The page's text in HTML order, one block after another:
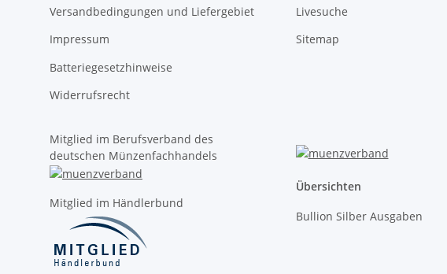
Versandbedingungen und Liefergebiet
Impressum
Batteriegesetzhinweise
Widerrufsrecht
Livesuche
Sitemap
Mitglied im Berufsverband des
deutschen Münzenfachhandels
Mitglied im Händlerbund
Übersichten
Bullion Silber Ausgaben